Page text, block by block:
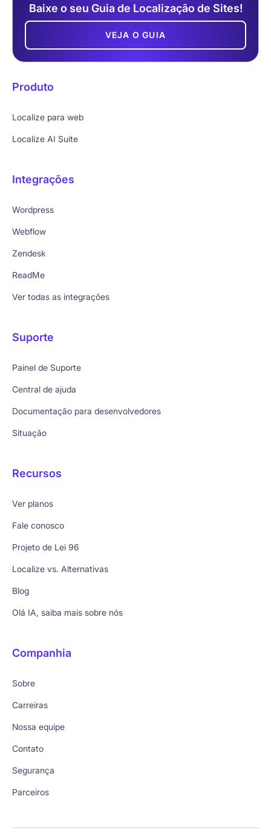
Baixe o seu Guia de Localização de Sites!
VEJA O GUIA
Produto
Localize para web
Localize AI Suite
Integrações
Wordpress
Webflow
Zendesk
ReadMe
Ver todas as integrações
Suporte
Painel de Suporte
Central de ajuda
Documentação para desenvolvedores
Situação
Recursos
Ver planos
Fale conosco
Projeto de Lei 96
Localize vs. Alternativas
Blog
Olá IA, saiba mais sobre nós
Companhia
Sobre
Carreiras
Nossa equipe
Contato
Segurança
Parceiros